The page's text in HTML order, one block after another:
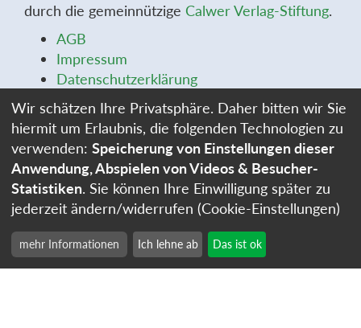
durch die gemeinnützige Calwer Verlag-Stiftung.
AGB
Impressum
Datenschutzerklärung
Widerrufsbelehrung
Widerrufsformular
Stellenangebote
Cookie-Einstellungen
Wir schätzen Ihre Privatsphäre. Daher bitten wir Sie
hiermit um Erlaubnis, die folgenden Technologien zu
verwenden: Speicherung von Einstellungen dieser
Anwendung, Abspielen von Videos & Besucher-
Statistiken. Sie können Ihre Einwilligung später zu
jederzeit ändern/widerrufen (Cookie-Einstellungen)
mehr Informationen Ich lehne ab Das ist ok